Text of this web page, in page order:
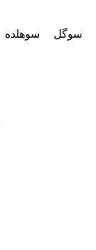
سوهلده سوگل